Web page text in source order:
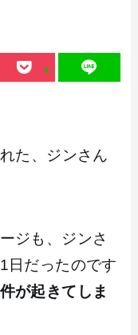
た、ジンさん
ジも、ジンさ
日だったのです
が起きてしま